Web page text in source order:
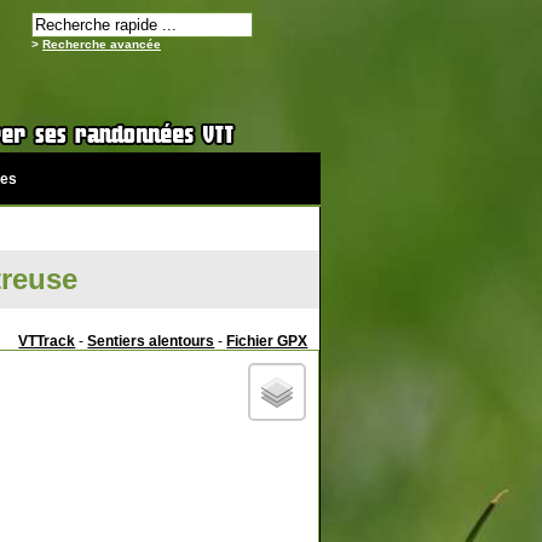
> Recherche avancée
VTTrack -Sentiers alentours -Fichier GPX